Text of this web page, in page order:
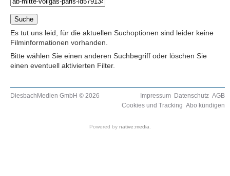
Es tut uns leid, für die aktuellen Suchoptionen sind leider keine
Filminformationen vorhanden.
Bitte wählen Sie einen anderen Suchbegriff oder löschen Sie
einen eventuell aktivierten Filter.
DiesbachMedien GmbH © 2026 Impressum Datenschutz AGB
Cookies und Tracking Abo kündigen
Powered by native:media.